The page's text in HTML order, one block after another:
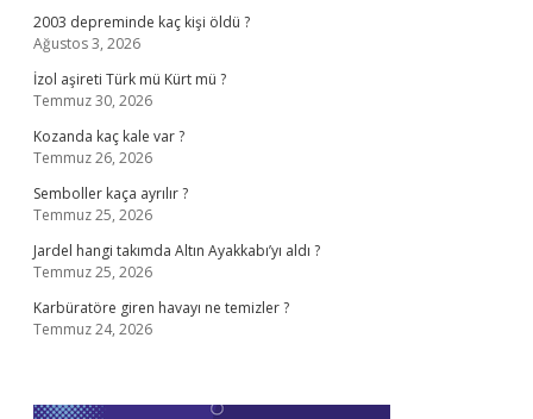
2003 depreminde kaç kişi öldü ?
Ağustos 3, 2026
İzol aşireti Türk mü Kürt mü ?
Temmuz 30, 2026
Kozanda kaç kale var ?
Temmuz 26, 2026
Semboller kaça ayrılır ?
Temmuz 25, 2026
Jardel hangi takımda Altın Ayakkabı’yı aldı ?
Temmuz 25, 2026
Karbüratöre giren havayı ne temizler ?
Temmuz 24, 2026